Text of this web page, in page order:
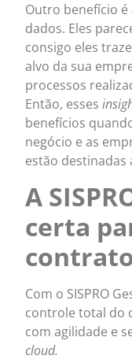
Outro benefício
dados. Eles
consigo eles
alvo da sua
processos
Então, esses
benefícios
negócio e as
estão destinadas
A
certa
Com o SISPRO
controle total do
com agilidade e
cloud.